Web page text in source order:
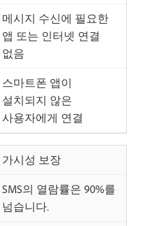
메시지 수신에 필요한
앱 또는 인터넷 연결
없음
스마트폰 앱이
설치되지 않은
사용자에게 연결
가시성 보장
SMS의 열람률은 90%를
넘습니다.